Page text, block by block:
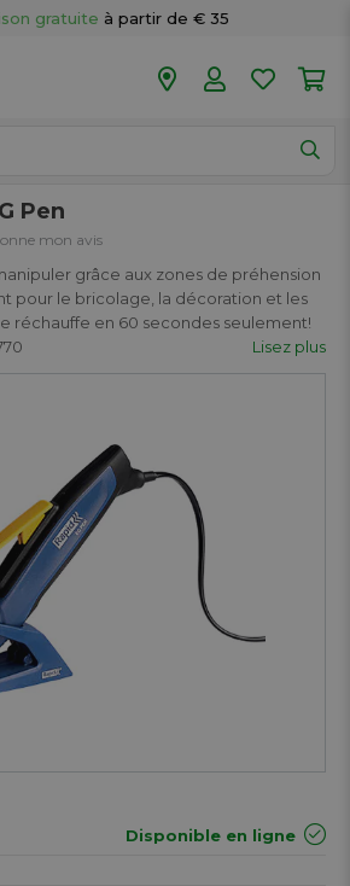
gratuite à partir de € 35
50 magasins
Pen
mon avis
grâce aux zones de préhension
pour le bricolage, la décoration et les
réchauffe en 60 secondes seulement!
Lisez plus
Disponible en ligne